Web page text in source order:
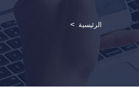
الرئيسية >